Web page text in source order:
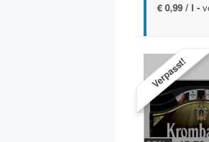
€ 0,99 / l -
Verpasst!